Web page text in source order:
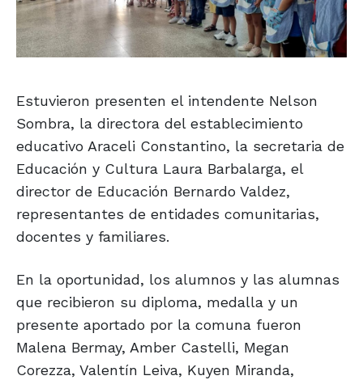
Estuvieron presenten el intendente Nelson
Sombra, la directora del establecimiento
educativo Araceli Constantino, la secretaria de
Educación y Cultura Laura Barbalarga, el
director de Educación Bernardo Valdez,
representantes de entidades comunitarias,
docentes y familiares.
En la oportunidad, los alumnos y las alumnas
que recibieron su diploma, medalla y un
presente aportado por la comuna fueron
Malena Bermay, Amber Castelli, Megan
Corezza, Valentín Leiva, Kuyen Miranda,